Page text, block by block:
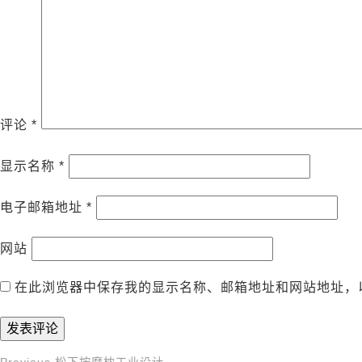
评论 *
显示名称 *
电子邮箱地址 *
网站
在此浏览器中保存我的显示名称、邮箱地址和网站地址，